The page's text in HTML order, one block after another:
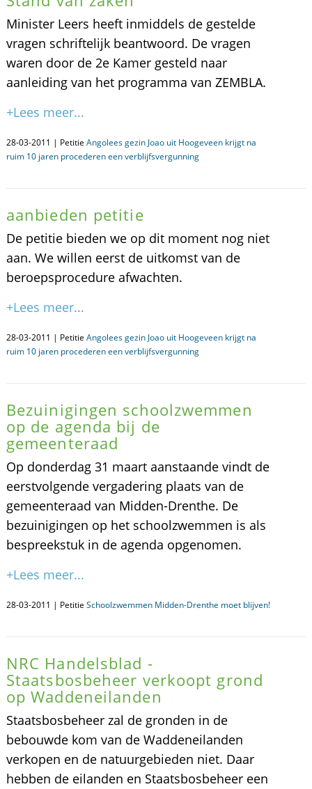
Minister Leers heeft inmiddels de gestelde
vragen schriftelijk beantwoord. De vragen
waren door de 2e Kamer gesteld naar
aanleiding van het programma van ZEMBLA.
+Lees meer...
28-03-2011 | Petitie Angolees gezin Joao uit Hoogeveen krijgt na
ruim 10 jaren procederen een verblijfsvergunning
aanbieden petitie
De petitie bieden we op dit moment nog niet
aan. We willen eerst de uitkomst van de
beroepsprocedure afwachten.
+Lees meer...
28-03-2011 | Petitie Angolees gezin Joao uit Hoogeveen krijgt na
ruim 10 jaren procederen een verblijfsvergunning
Bezuinigingen schoolzwemmen
op de agenda bij de
gemeenteraad
Op donderdag 31 maart aanstaande vindt de
eerstvolgende vergadering plaats van de
gemeenteraad van Midden-Drenthe. De
bezuinigingen op het schoolzwemmen is als
bespreekstuk in de agenda opgenomen.
+Lees meer...
28-03-2011 | Petitie Schoolzwemmen Midden-Drenthe moet blijven!
NRC Handelsblad -
Staatsbosbeheer verkoopt grond
op Waddeneilanden
Staatsbosbeheer zal de gronden in de
bebouwde kom van de Waddeneilanden
verkopen en de natuurgebieden niet. Daar
hebben de eilanden en Staatsbosbeheer een